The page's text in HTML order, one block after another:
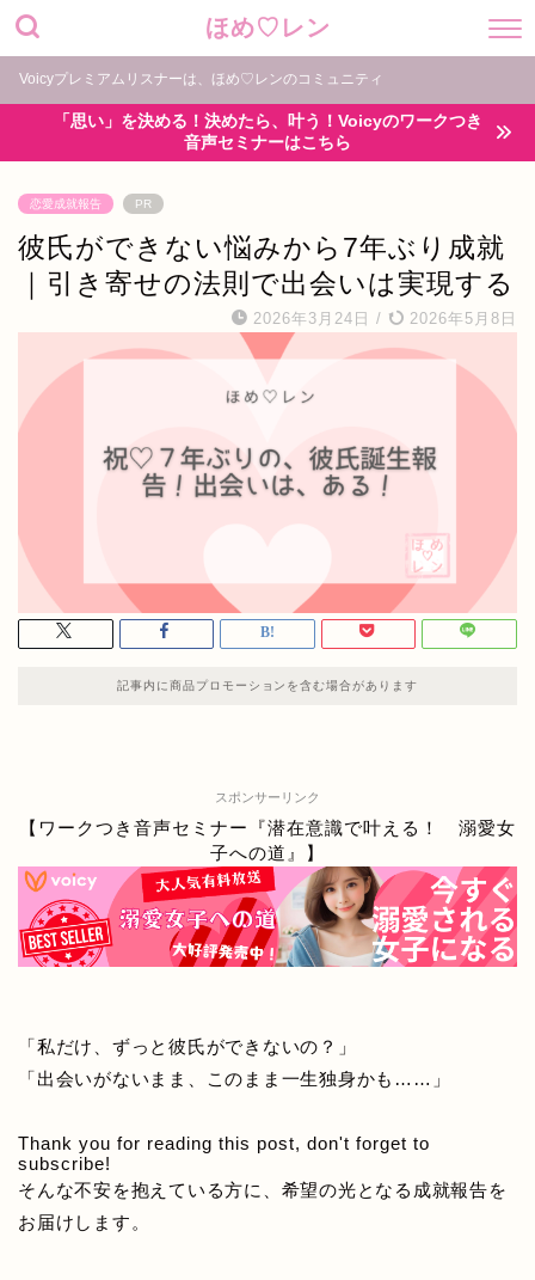
ほめ♡レン
Voicyプレミアムリスナーは、ほめ♡レンのコミュニティ
「思い」を決める！決めたら、叶う！Voicyのワークつき
音声セミナーはこちら
恋愛成就報告 PR
彼氏ができない悩みから7年ぶり成就
｜引き寄せの法則で出会いは実現する
2026年3月24日 / 2026年5月8日
記事内に商品プロモーションを含む場合があります
スポンサーリンク
【ワークつき音声セミナー『潜在意識で叶える！ 溺愛女
子への道』】
「私だけ、ずっと彼氏ができないの？」
「出会いがないまま、このまま一生独身かも……」
Thank you for reading this post, don't forget to
subscribe!
そんな不安を抱えている方に、希望の光となる成就報告を
お届けします。